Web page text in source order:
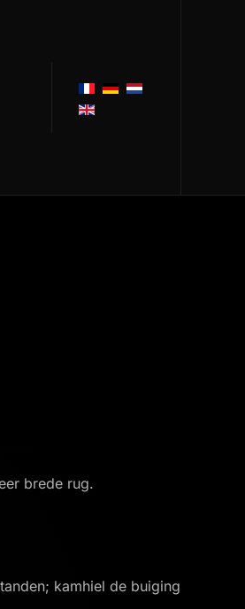
brede rug.
kamhiel de buiging